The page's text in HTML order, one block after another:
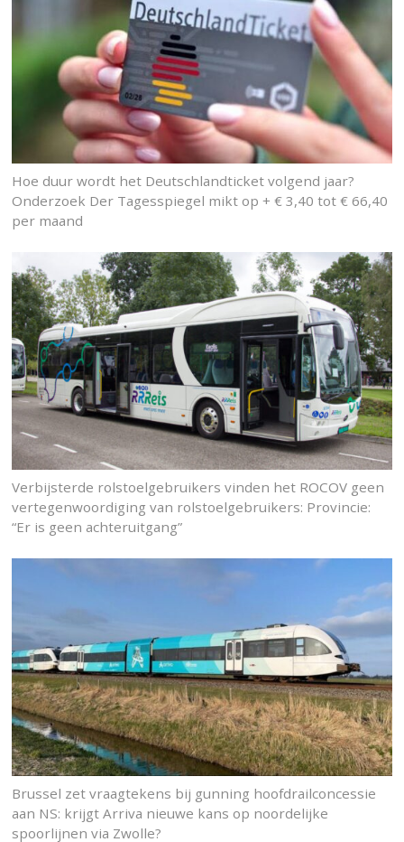
Hoe duur wordt het Deutschlandticket volgend jaar?
Onderzoek Der Tagesspiegel mikt op + € 3,40 tot € 66,40
per maand
Verbijsterde rolstoelgebruikers vinden het ROCOV geen
vertegenwoordiging van rolstoelgebruikers: Provincie:
“Er is geen achteruitgang”
Brussel zet vraagtekens bij gunning hoofdrailconcessie
aan NS: krijgt Arriva nieuwe kans op noordelijke
spoorlijnen via Zwolle?